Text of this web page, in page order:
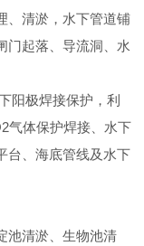
、清淤，水下管道铺
门起落、导流洞、水
阳极焊接保护，利
气体保护焊接、水下
台、海底管线及水下
池清淤、生物池清